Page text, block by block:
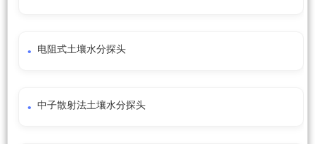
电阻式土壤水分探头
中子散射法土壤水分探头